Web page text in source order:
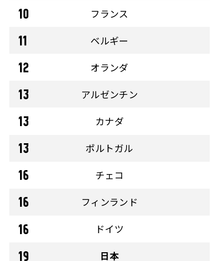
フランス
ベルギー
オランダ
アルゼンチン
カナダ
ポルトガル
チェコ
フィンランド
ドイツ
日本